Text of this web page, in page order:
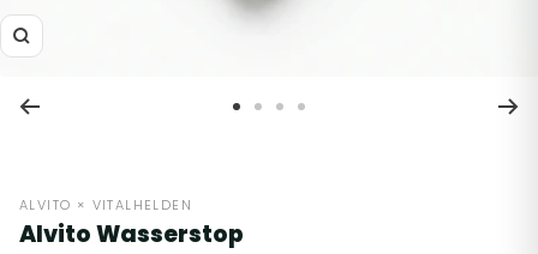
Zoom
ALVITO × VITALHELDEN
Alvito Wasserstop